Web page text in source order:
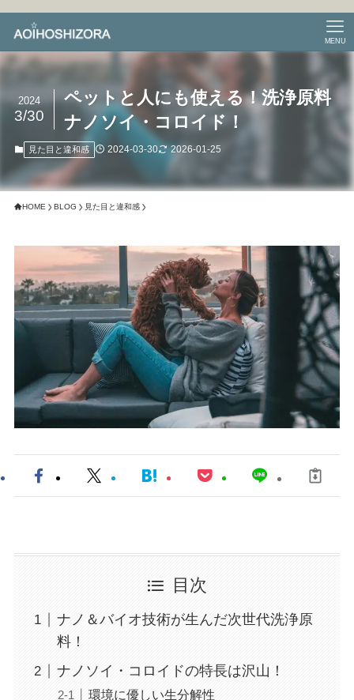
MENU
ペットと人にも使える！洗浄原料
ナノソイ・コロイド！
2024
3/30
見た目と違和感 2024-03-30 2026-01-25
HOME BLOG 見た目と違和感
目次
ナノ＆バイオ技術が生んだ次世代洗浄原
料！
ナノソイ・コロイドの特長は沢山！
環境に優しい生分解性